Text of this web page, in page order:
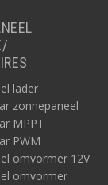
lader
zonnepaneel
MPPT
PWM
omvormer 12V
omvormer